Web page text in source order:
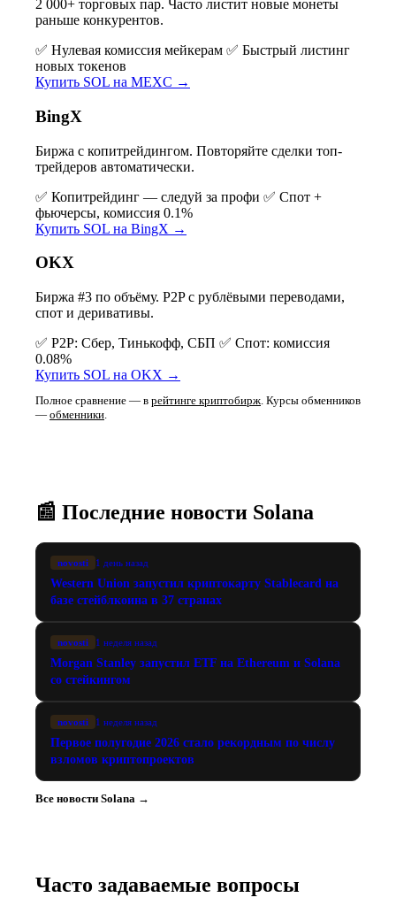
2 000+ торговых пар. Часто листит новые монеты
раньше конкурентов.
✅ Нулевая комиссия мейкерам ✅ Быстрый листинг
новых токенов
Купить SOL на MEXC →
BingX
Биржа с копитрейдингом. Повторяйте сделки топ-
трейдеров автоматически.
✅ Копитрейдинг — следуй за профи ✅ Спот +
фьючерсы, комиссия 0.1%
Купить SOL на BingX →
OKX
Биржа #3 по объёму. P2P с рублёвыми переводами,
спот и деривативы.
✅ P2P: Сбер, Тинькофф, СБП ✅ Спот: комиссия
0.08%
Купить SOL на OKX →
Полное сравнение — в рейтинге криптобирж. Курсы обменников
— обменники.
📰 Последние новости Solana
novosti 1 день назад
Western Union запустил криптокарту Stablecard на
базе стейблкоина в 37 странах
novosti 1 неделя назад
Morgan Stanley запустил ETF на Ethereum и Solana
со стейкингом
novosti 1 неделя назад
Первое полугодие 2026 стало рекордным по числу
взломов криптопроектов
Все новости Solana →
Часто задаваемые вопросы